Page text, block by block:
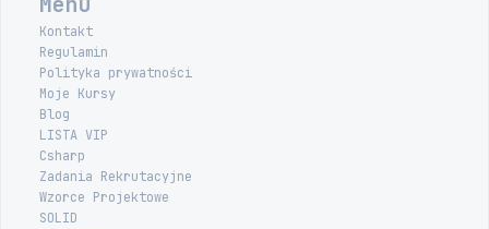
Kontakt
Regulamin
Polityka prywatności
Moje Kursy
Blog
LISTA VIP
Csharp
Zadania Rekrutacyjne
Wzorce Projektowe
SOLID